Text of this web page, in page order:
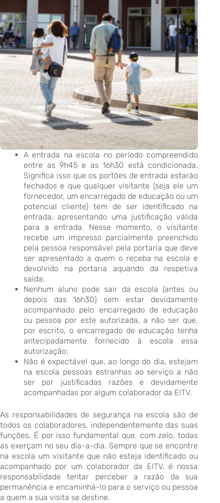
A entrada na escola no período compreendido
entre as 9h45 e as 16h30 está condicionada.
Significa isso que os portões de entrada estarão
fechados e que qualquer visitante (seja ele um
fornecedor, um encarregado de educação ou um
potencial cliente) tem de ser identificado na
entrada, apresentando uma justificação válida
para a entrada. Nesse momento, o visitante
recebe um impresso parcialmente preenchido
pela pessoa responsável pela portaria que deve
ser apresentado a quem o receba na escola e
devolvido na portaria aquando da respetiva
saída;
Nenhum aluno pode sair da escola (antes ou
depois das 16h30) sem estar devidamente
acompanhado pelo encarregado de educação
ou pessoa por este autorizada, a não ser que,
por escrito, o encarregado de educação tenha
antecipadamente fornecido à escola essa
autorização;
Não é expectável que, ao longo do dia, estejam
na escola pessoas estranhas ao serviço a não
ser por justificadas razões e devidamente
acompanhadas por algum colaborador da EITV.
As responsabilidades de segurança na escola são de
todos os colaboradores, independentemente das suas
funções. É por isso fundamental que, com zelo, todas
as exerçam no seu dia-a-dia. Sempre que se encontre
na escola um visitante que não esteja identificado ou
acompanhado por um colaborador da EITV, é nossa
responsabilidade tentar perceber a razão da sua
permanência e encaminhá-lo para o serviço ou pessoa
a quem a sua visita se destine.